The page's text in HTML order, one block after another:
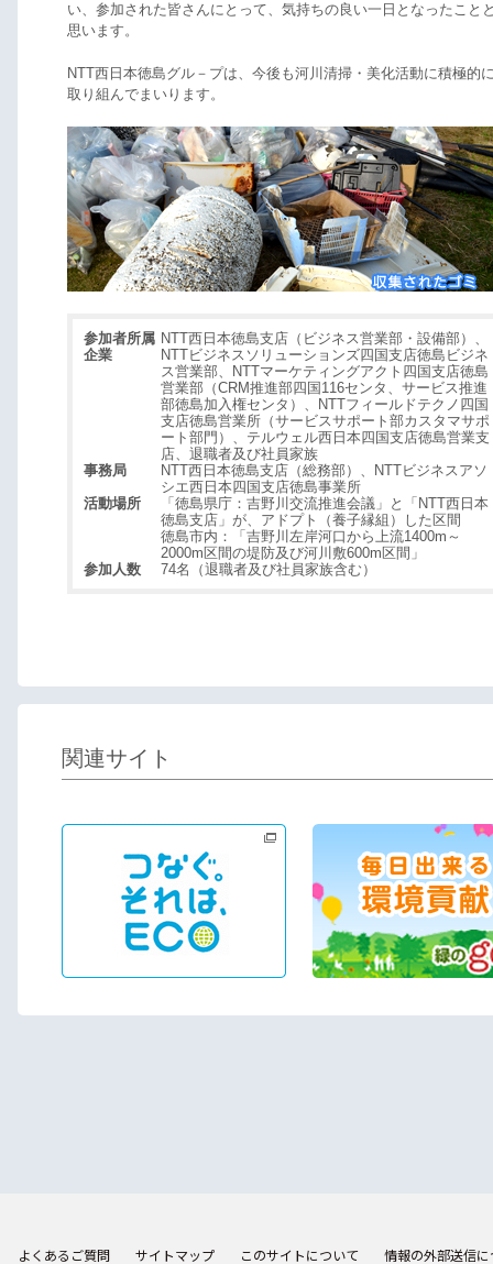
い、参加された皆さんにとって、気持ちの良い一日となったこと
思います。
NTT西日本徳島グル－プは、今後も河川清掃・美化活動に積極的
取り組んでまいります。
参加者所属
企業
NTT西日本徳島支店（ビジネス営業部・設備部）、
NTTビジネスソリューションズ四国支店徳島ビジネ
ス営業部、NTTマーケティングアクト四国支店徳島
営業部（CRM推進部四国116センタ、サービス推進
部徳島加入権センタ）、NTTフィールドテクノ四国
支店徳島営業所（サービスサポート部カスタマサポ
ート部門）、テルウェル西日本四国支店徳島営業支
店、退職者及び社員家族
事務局
NTT西日本徳島支店（総務部）、NTTビジネスアソ
シエ西日本四国支店徳島事業所
活動場所
「徳島県庁：吉野川交流推進会議」と「NTT西日本
徳島支店」が、アドプト（養子縁組）した区間
徳島市内：「吉野川左岸河口から上流1400m～
2000m区間の堤防及び河川敷600m区間」
参加人数
74名（退職者及び社員家族含む）
関連サイト
よくあるご質問 サイトマップ このサイトについて 情報の外部送信